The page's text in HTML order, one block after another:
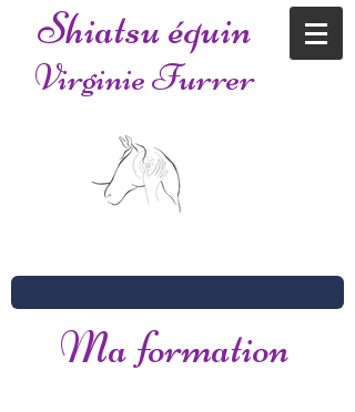
Shiatsu équin
Virginie Furrer
Ma formation